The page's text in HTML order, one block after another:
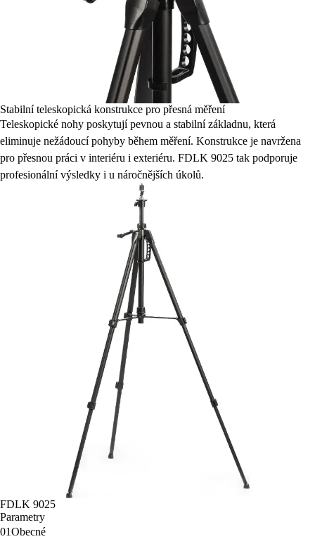
Stabilní teleskopická konstrukce pro přesná měření
Teleskopické nohy poskytují pevnou a stabilní základnu, která
eliminuje nežádoucí pohyby během měření. Konstrukce je navržena
pro přesnou práci v interiéru i exteriéru. FDLK 9025 tak podporuje
profesionální výsledky i u náročnějších úkolů.
FDLK 9025
Parametry
01Obecné